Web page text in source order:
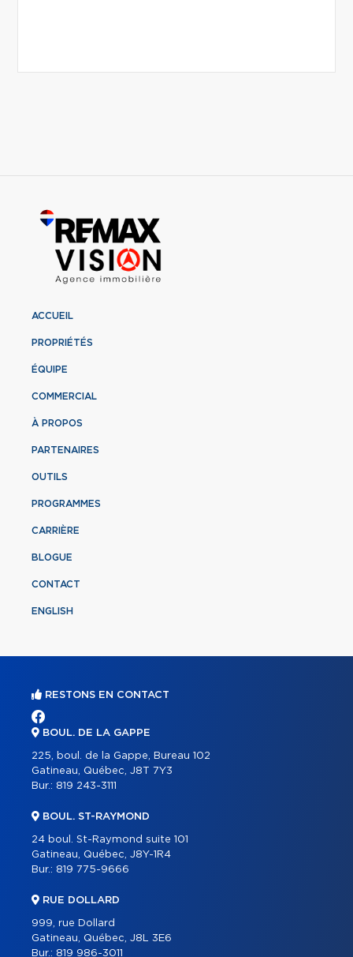
ACCUEIL
PROPRIÉTÉS
ÉQUIPE
COMMERCIAL
À PROPOS
PARTENAIRES
OUTILS
PROGRAMMES
CARRIÈRE
BLOGUE
CONTACT
ENGLISH
RESTONS EN CONTACT
BOUL. DE LA GAPPE
225, boul. de la Gappe, Bureau 102
Gatineau, Québec, J8T 7Y3
Bur.: 819 243-3111
BOUL. ST-RAYMOND
24 boul. St-Raymond suite 101
Gatineau, Québec, J8Y-1R4
Bur.: 819 775-9666
RUE DOLLARD
999, rue Dollard
Gatineau, Québec, J8L 3E6
Bur.: 819 986-3011